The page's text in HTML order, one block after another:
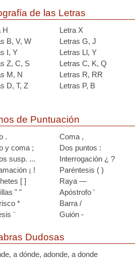
de las Letras
H
Letra X
B, V, W
Letras G, J
I, Y
Letras Ll, Y
Z, C, S
Letras C, K, Q
M, N
Letras R, RR
D, T, Z
Letras P, B
de Puntuación
.
Coma ,
y coma ;
Dos puntos :
susp. ...
Interrogación ¿ ?
¡ !
Paréntesis ( )
[ ]
Raya —
" "
Apóstrofo '
*
Barra /
¨
Guión -
Dudosas
a dónde, adonde, a donde